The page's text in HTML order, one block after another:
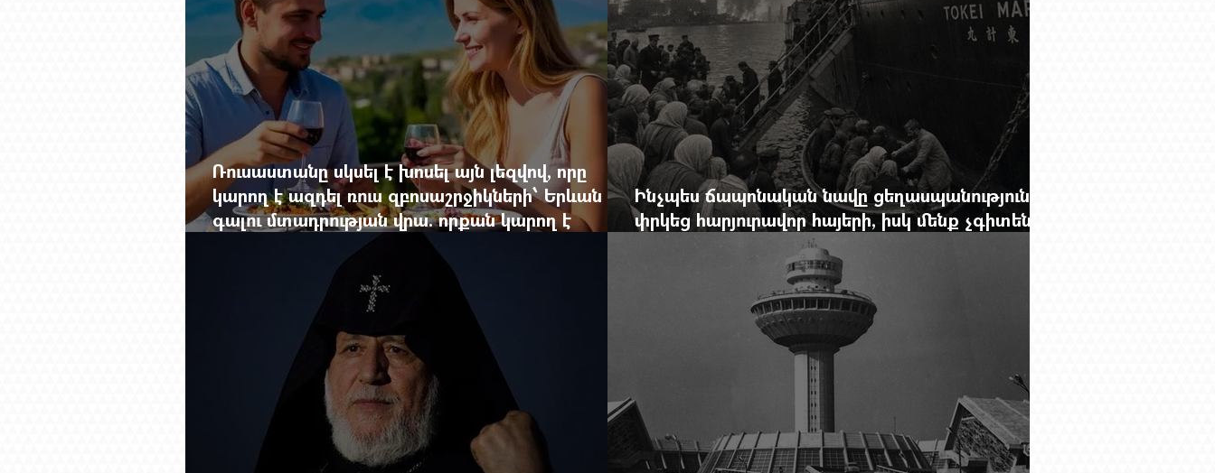
Ռուսաստանը սկսել է խոսել այն լեզվով, որը
կարող է ազդել ռուս զբոսաշրջիկների՝ Երևան
գալու մտադրության վրա. որքան կարող է
խորանալ հայ-ռուսական ճգնաժամը
Ինչպես ճապոնական նավը ցեղասպանությունից
փրկեց հարյուրավոր հայերի, իսկ մենք չգիտենք
հերոս նավապետի անունը՝ Սաձո Հիբիի